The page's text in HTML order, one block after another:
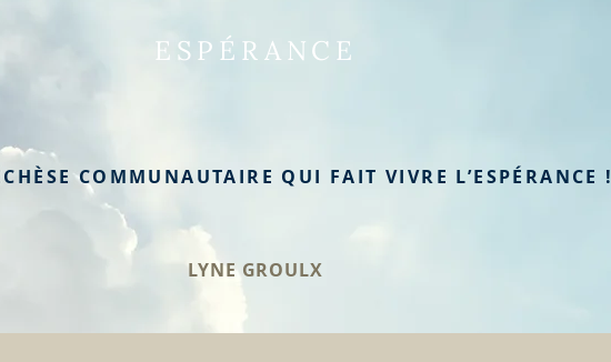
COMMUNAUTAIRE QUI FAIT VIVRE L’ESPÉRANCE !
LYNE GROULX
ESPÉRANCE